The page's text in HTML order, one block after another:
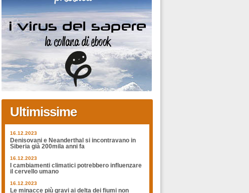
Ultimissime
16.12.2023
Denisovani e Neanderthal si incontravano in
Siberia già 200mila anni fa
16.12.2023
I cambiamenti climatici potrebbero influenzare
il cervello umano
16.12.2023
Le minacce più gravi ai delta dei fiumi non